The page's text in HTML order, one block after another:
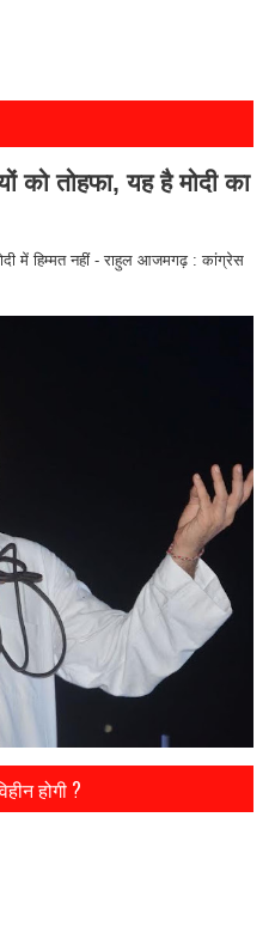
को तोहफा, यह है मोदी का
में हिम्मत नहीं - राहुल आजमगढ़ : कांग्रेस
होगी ?